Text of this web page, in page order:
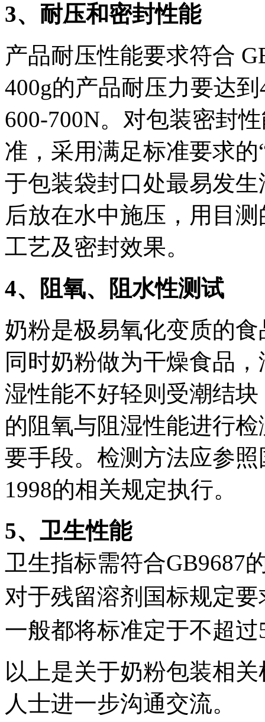
3、耐压和密封性能
产品耐压性能要求符合
400g的产品耐压力要达
600-700N。对包装密封
准，采用满足标准要求
于包装袋封口处最易发
后放在水中施压，用目
工艺及密封效果。
4、阻氧、阻水性测试
奶粉是极易氧化变质的
同时奶粉做为干燥食品
湿性能不好轻则受潮结
的阻氧与阻湿性能进行
要手段。检测方法应参照
1998的相关规定执行。
5、卫生性能
卫生指标需符合GB9687
对于残留溶剂国标规定
一般都将标准定于不超过
以上是关于奶粉包装相
人士进一步沟通交流。